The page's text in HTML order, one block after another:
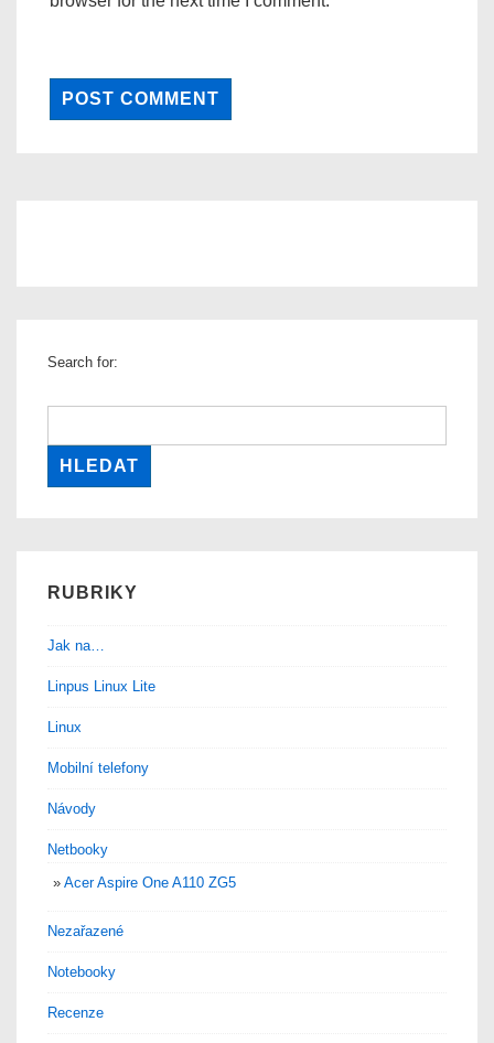
Search for:
RUBRIKY
Jak na…
Linpus Linux Lite
Linux
Mobilní telefony
Návody
Netbooky
Acer Aspire One A110 ZG5
Nezařazené
Notebooky
Recenze